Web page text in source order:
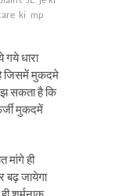
ki mp
धारा
जिसमें मुकदमे
सकता है कि
मुकदमें
मांगे ही
बढ़ जायेगा